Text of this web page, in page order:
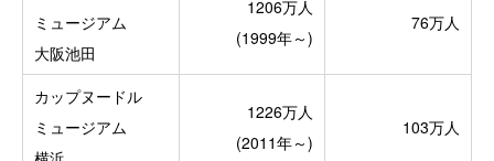
ミュージアム
大阪池田
1206万人
(1999年～)
76万人
カップヌードル
ミュージアム
1226万人
(2011年～)
103万人